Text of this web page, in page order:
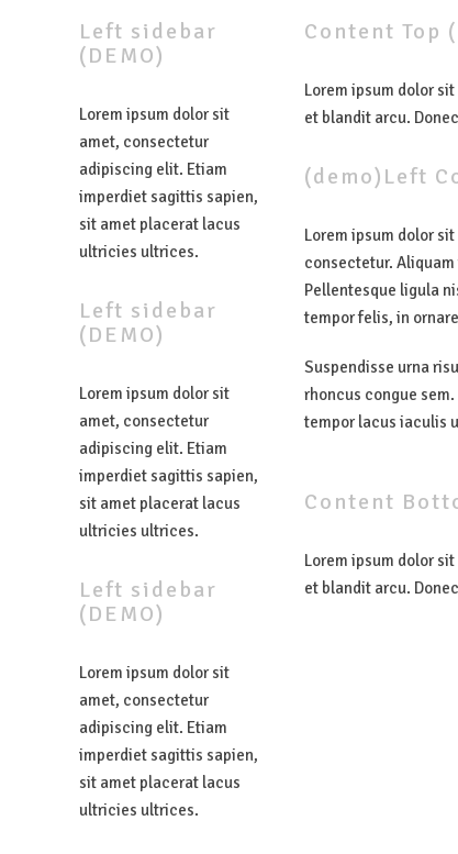
Content Top
Lorem ipsum dolor
et blandit arcu.
(demo)Left
Lorem ipsum dolor
consectetur.
Pellentesque ligula
tempor felis, in
Suspendisse urna
rhoncus congue
tempor lacus iaculis
Content
Lorem ipsum dolor
et blandit arcu.
Left sidebar
(DEMO)
Lorem ipsum dolor sit
amet, consectetur
adipiscing elit. Etiam
imperdiet sagittis sapien,
sit amet placerat lacus
ultricies ultrices.
Left sidebar
(DEMO)
Lorem ipsum dolor sit
amet, consectetur
adipiscing elit. Etiam
imperdiet sagittis sapien,
sit amet placerat lacus
ultricies ultrices.
Left sidebar
(DEMO)
Lorem ipsum dolor sit
amet, consectetur
adipiscing elit. Etiam
imperdiet sagittis sapien,
sit amet placerat lacus
ultricies ultrices.